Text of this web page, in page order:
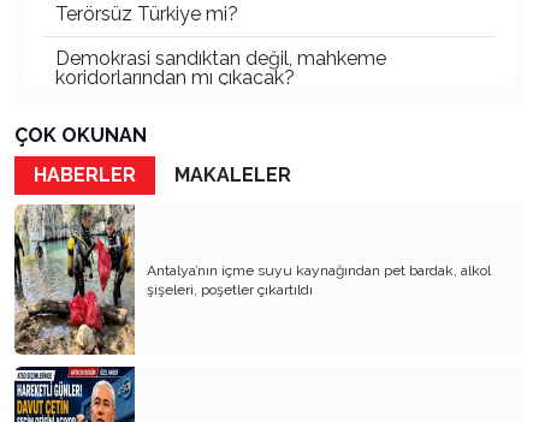
Terörsüz Türkiye mi?
Demokrasi sandıktan değil, mahkeme
koridorlarından mı çıkacak?
Gazetecinin kaderi!..
Turizmde Herşey Dahil Sistemi tartışılmalı
MB Başkanı ve Şimşek’e
Padişahın Vergi Deneyi!..
Erdoğan ve Özel’e açık mektup!..
Bahçeli siyasetin zirvesine oturdu!..
Artık yeter!.. Başka Antalya yok!..
ÇOK OKUNAN
HABERLER
MAKALELER
Antalya’nın içme suyu kaynağından pet bardak, alkol
şişeleri, poşetler çıkartıldı